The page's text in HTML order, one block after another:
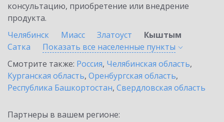
консультацию, приобретение или внедрение
продукта.
Челябинск
Миасс Златоуст
Кыштым
Сатка
Показать все населенные пункты
Смотрите также: Россия, Челябинская область,
Курганская область, Оренбургская область,
Республика Башкортостан, Свердловская область
Партнеры в вашем регионе: